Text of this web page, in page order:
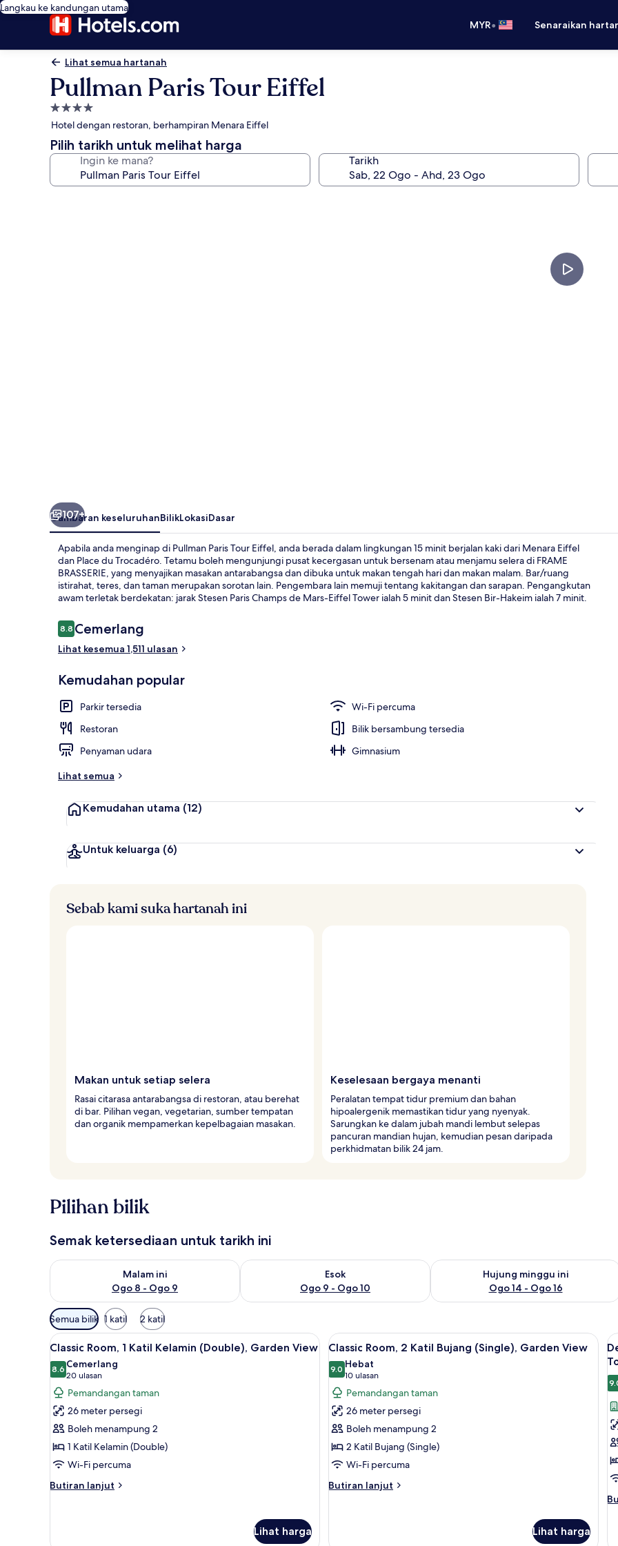
Langkau ke kandungan utama
MYR• Senaraikan
Lihat semua hartanah
Pullman Paris Tour Eiffel
Hartanah
4.0
bintang
Hotel dengan restoran, berhampiran Menara Eiffel
Pilih tarikh untuk melihat harga
Ingin ke mana? Tarikh
Superior
107+
Gambaran keseluruhanBilikLokasiDasar
Apabila anda menginap di Pullman Paris Tour Eiffel, anda berada dalam lingkungan 15 minit berjalan kaki dari Menara Eiffel
dan Place du Trocadéro. Tetamu boleh mengunjungi pusat kecergasan untuk bersenam atau menjamu selera di FRAME
BRASSERIE, yang menyajikan masakan antarabangsa dan dibuka untuk makan tengah hari dan makan malam. Bar/ruang
istirahat, teres, dan taman merupakan sorotan lain. Pengembara lain memuji tentang kakitangan dan sarapan. Pengangkutan
awam terletak berdekatan: jarak Stesen Paris Champs de Mars-Eiffel Tower ialah 5 minit dan Stesen Bir-Hakeim ialah 7 minit.
Ulasan
8.88.8 daripada 10
Cemerlang
Lihat kesemua 1,511 ulasan
Kemudahan popular
Parkir tersedia
Wi-Fi percuma
Restoran
Bilik bersambung tersedia
Penyaman udara
Gimnasium
Lihat semua
Kemudahan utama (12)
Untuk keluarga (6)
Sebab kami suka hartanah ini
Makan untuk setiap selera
Rasai citarasa antarabangsa di restoran, atau berehat
di bar. Pilihan vegan, vegetarian, sumber tempatan
dan organik mempamerkan kepelbagaian masakan.
Keselesaan bergaya menanti
Peralatan tempat tidur premium dan bahan
hipoalergenik memastikan tidur yang nyenyak.
Sarungkan ke dalam jubah mandi lembut selepas
pancuran mandian hujan, kemudian pesan daripada
perkhidmatan bilik 24 jam.
Pilihan bilik
Semak ketersediaan untuk tarikh ini
Malam ini
Ogo 8 - Ogo 9
Semak ketersediaan untuk malam ini Ogo 8 - Ogo 9
Esok
Ogo 9 - Ogo 10
Semak ketersediaan untuk esok Ogo 9 - Ogo 10
Hujung minggu ini
Ogo 14 - Ogo 16
Semak ketersediaan untuk hujung
Penapis
yang
tersedia
untuk
bilik
Semua bilik 1 katil 2 katil
Lihat
semua
foto
untuk
Classic
Room,
1
Katil
Kelamin
(Double),
Classic Room, 1 Katil Kelamin (Double), Garden View | Peralatan tempat tidur premium, peti besi dalam bilik,
12
Classic Room, 1 Katil Kelamin (Double), Garden View
8.68.6 daripada 10
Cemerlang
20 ulasan
(20
ulasan)
Pemandangan taman
26 meter persegi
Boleh menampung 2
1 Katil Kelamin (Double)
Wi-Fi percuma
Butiran lanjut
Butiran
Lihat harga
Lihat
semua
foto
untuk
Classic
Room,
2
Katil
Bujang
(Single),
Classic Room, 2 Katil Bujang
8
Classic Room, 2 Katil Bujang (Single), Garden View
9.09.0 daripada 10
Hebat
10 ulasan
(10
ulasan)
Pemandangan taman
26 meter persegi
Boleh menampung 2
2 Katil Bujang (Single)
Wi-Fi percuma
Butiran lanjut
Butiran
Lihat harga